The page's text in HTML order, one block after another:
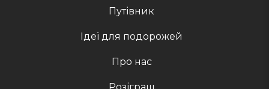
Путівник
Ідеї для подорожей
Про нас